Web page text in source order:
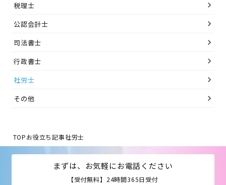
税理士
公認会計士
司法書士
行政書士
社労士
その他
TOPお役立ち記事社労士
まずは、お気軽にお電話ください
【受付無料】24時間365日受付